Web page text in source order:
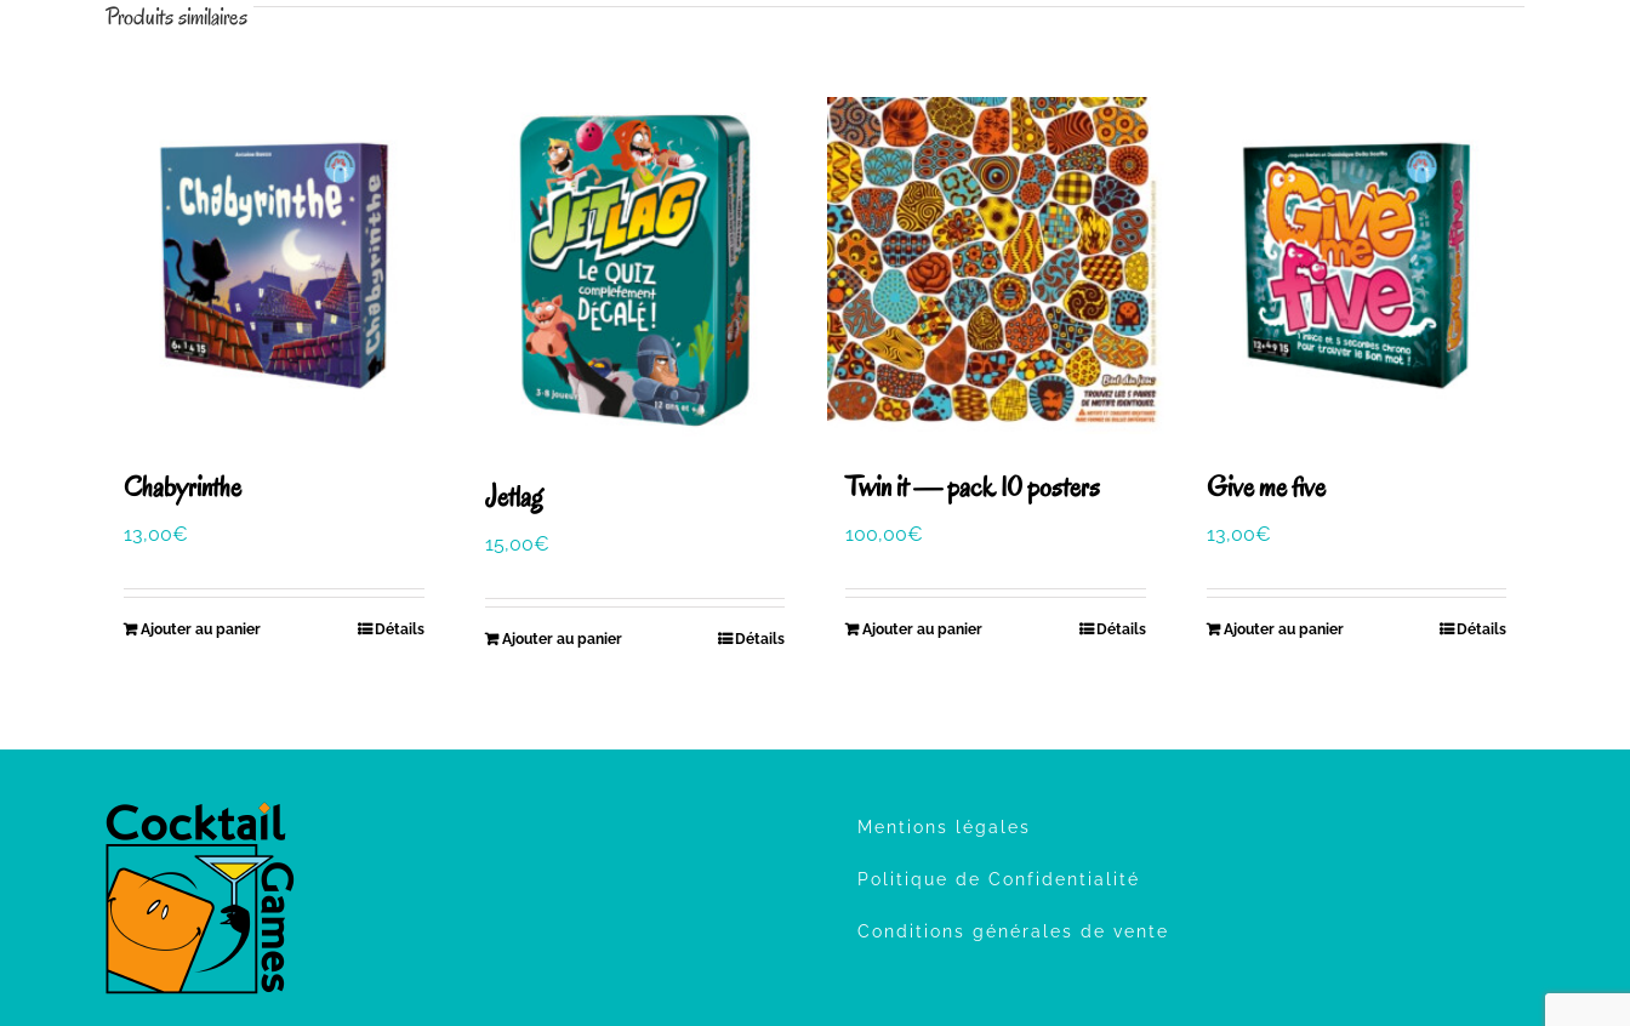
Produits similaires
Chabyrinthe
13,00€
Ajouter au panier Détails
Jetlag
15,00€
Ajouter au panier Détails
Twin it — pack 10 posters
100,00€
Ajouter au panier Détails
Give me five
13,00€
Ajouter au panier Détails
Mentions légales
Politique de Confidentialité
Conditions générales de vente